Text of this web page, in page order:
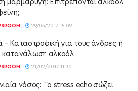
μαρμαρυγή: Επιτρέπονται αλκοόλ
29/03/2017 15:09
– Καταστροφική για τους άνδρες η
κατανάλωση αλκοόλ
21/02/2017 11:30
νόσος: Το stress echo σώζει